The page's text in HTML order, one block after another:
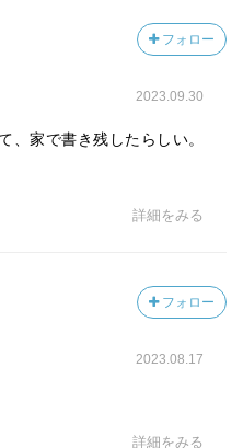
フォロー
2023.09.30
、家で書き残したらしい。
詳細をみる
フォロー
2023.08.17
詳細をみる